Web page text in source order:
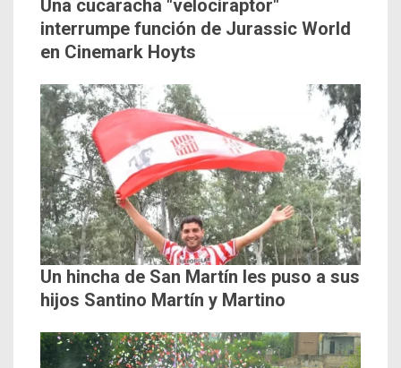
Una cucaracha "velociraptor"
interrumpe función de Jurassic World
en Cinemark Hoyts
Un hincha de San Martín les puso a sus
hijos Santino Martín y Martino